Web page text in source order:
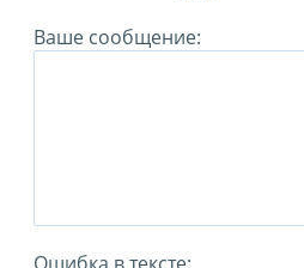
Ваше сообщение: